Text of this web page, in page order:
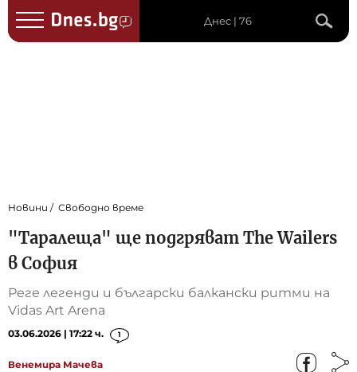
Днес | 76
Новини Свободно време
"Таралеща" ще подгряват The Wailers
в София
Реге легенди и български балкански ритми на
Vidas Art Arena
03.06.2026 | 17:22 ч. 1
Венемира Мачева